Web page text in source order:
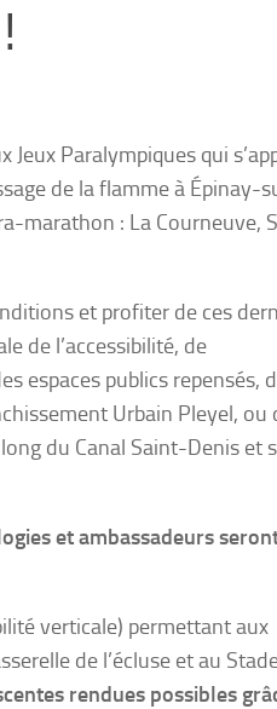
Jeux Paralympiques qui
de la flamme à Épinay-
marathon : La Courneuve,
et profiter de ces
de l’accessibilité, de
espaces publics repensés,
Urbain Pleyel, ou
du Canal Saint-Denis et
et ambassadeurs
verticale) permettant aux
de l’écluse et au
rendues possibles